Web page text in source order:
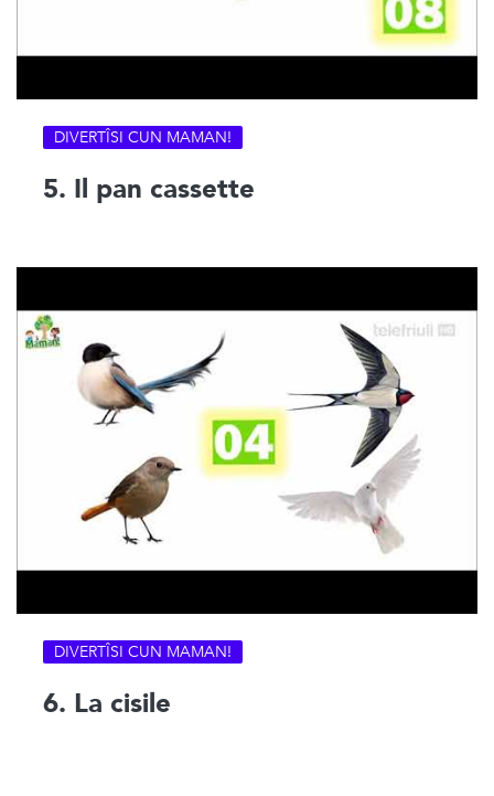
DIVERTÎSI CUN MAMAN!
5. Il pan cassette
DIVERTÎSI CUN MAMAN!
6. La cisile